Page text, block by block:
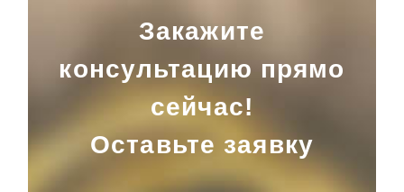
Закажите
консультацию прямо
сейчас!
Оставьте заявку